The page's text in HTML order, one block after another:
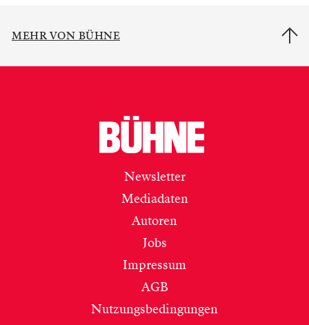
MEHR VON BÜHNE
Newsletter
Mediadaten
Autoren
Jobs
Impressum
AGB
Nutzungsbedingungen